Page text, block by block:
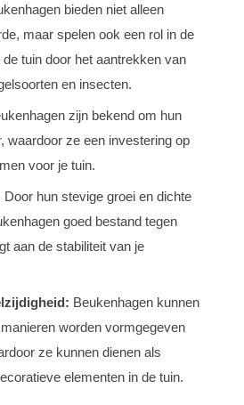
bieden niet alleen
maar spelen ook een rol in de
tuin door het aantrekken van
en insecten.
zijn bekend om hun
waardoor ze een investering op
voor je tuin.
Door hun stevige groei en dichte
goed bestand tegen
aan de stabiliteit van je
Beukenhagen kunnen
worden vormgegeven
ze kunnen dienen als
elementen in de tuin.